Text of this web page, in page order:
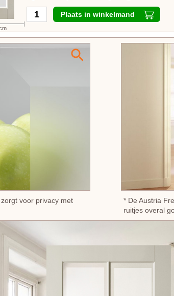
Plaats in winkelmand
voor privacy met
* De Austria
ruitjes overal